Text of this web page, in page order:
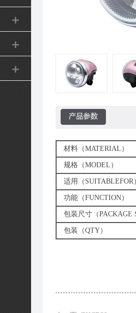
材料（MATERIAL）
规格（MODEL）
适用（SUITABLEFOR
功能（FUNCTION）
包装尺寸（PACKAGE
包装（QTY）